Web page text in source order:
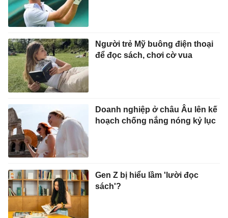
Người trẻ Mỹ buông điện thoại
để đọc sách, chơi cờ vua
Doanh nghiệp ở châu Âu lên kế
hoạch chống nắng nóng kỷ lục
Gen Z bị hiểu lầm 'lười đọc
sách'?